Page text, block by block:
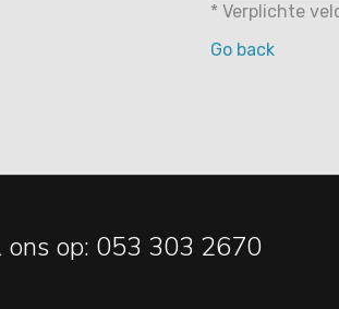
* Verplichte
Go back
ons op: 053 303 2670